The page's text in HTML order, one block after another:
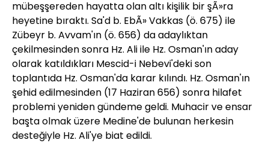
mübeşşereden hayatta olan altı kişilik bir şÃ»ra
heyetine bıraktı. Sa'd b. EbÃ» Vakkas (ö. 675) ile
Zübeyr b. Avvam'ın (ö. 656) da adaylıktan
çekilmesinden sonra Hz. Ali ile Hz. Osman'ın aday
olarak katıldıkları Mescid-i Nebevi'deki son
toplantıda Hz. Osman'da karar kılındı. Hz. Osman'ın
şehid edilmesinden (17 Haziran 656) sonra hilafet
problemi yeniden gündeme geldi. Muhacir ve ensar
başta olmak üzere Medine'de bulunan herkesin
desteğiyle Hz. Ali'ye biat edildi.